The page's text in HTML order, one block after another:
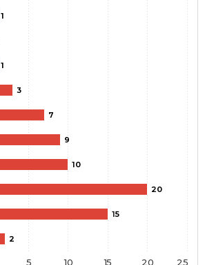
1
1
3
7
9
10
20
15
2
5 10 15 20 25